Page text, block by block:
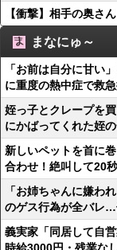
【衝撃】相手の奥さ
まなにゅ～
「お前は自分に甘い
に重度の熱中症で救
姪っ子とクレープを
にかばってくれた姪
新しいペットを首に
合わせ！絶叫して20
「お姉ちゃんに嫌わ
のゲス行為が全バレ
義実家「同居して自